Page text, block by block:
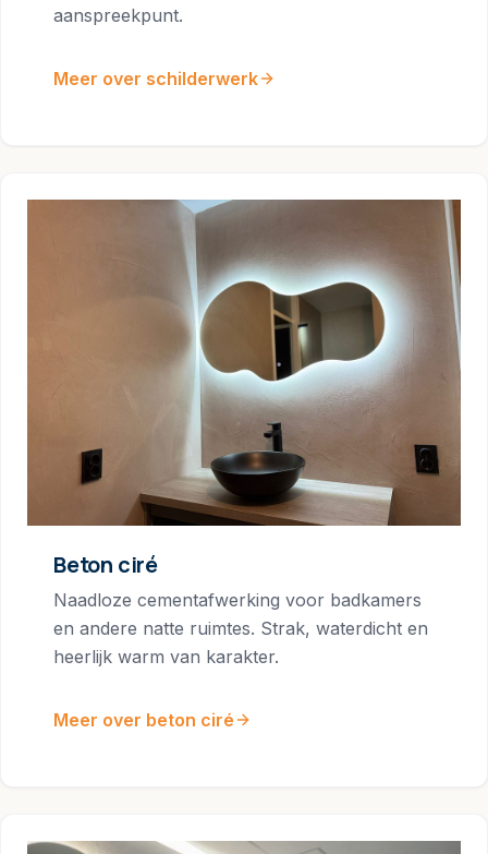
aanspreekpunt.
Meer over schilderwerk
Beton ciré
Naadloze cementafwerking voor badkamers
en andere natte ruimtes. Strak, waterdicht en
heerlijk warm van karakter.
Meer over beton ciré